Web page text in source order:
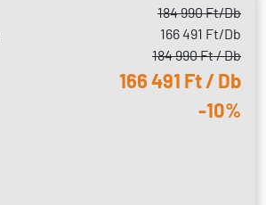
184 990 Ft/Db
166 491 Ft/Db
184 990 Ft / Db
166 491 Ft / Db
-10%